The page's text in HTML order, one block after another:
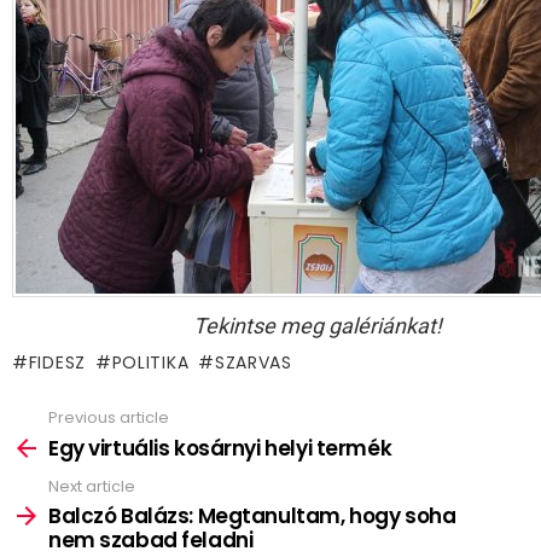
Tekintse meg galériánkat!
FIDESZ POLITIKA SZARVAS
more
Previous article
Egy virtuális kosárnyi helyi termék
Next article
Balczó Balázs: Megtanultam, hogy soha
nem szabad feladni